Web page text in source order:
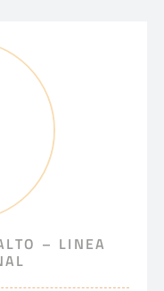
– LINEA